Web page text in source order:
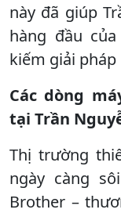
này đã giúp
hàng đầu
kiếm giải pháp
Các dòng
tại Trần
Thị trường
ngày càng
Brother –